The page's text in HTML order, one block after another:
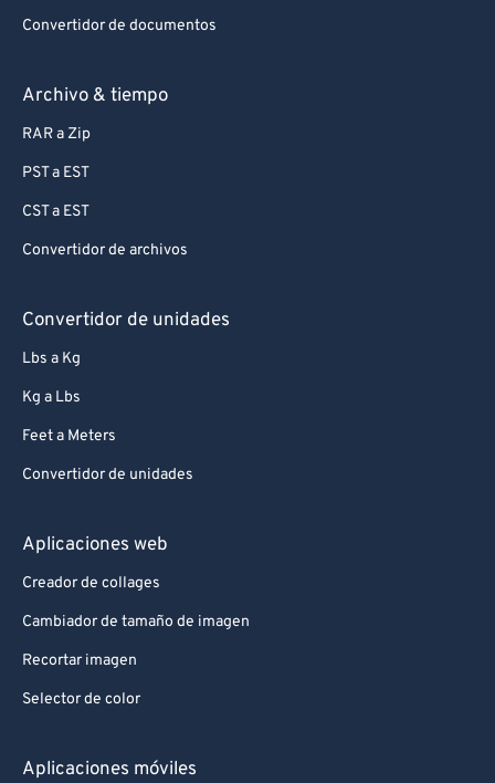
Convertidor de documentos
Archivo & tiempo
RAR a Zip
PST a EST
CST a EST
Convertidor de archivos
Convertidor de unidades
Lbs a Kg
Kg a Lbs
Feet a Meters
Convertidor de unidades
Aplicaciones web
Creador de collages
Cambiador de tamaño de imagen
Recortar imagen
Selector de color
Aplicaciones móviles